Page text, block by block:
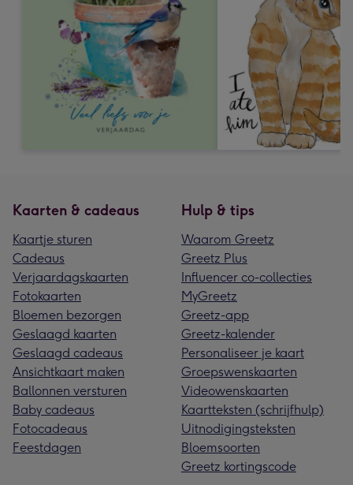
Kaarten & cadeaus
Kaartje sturen
Cadeaus
Verjaardagskaarten
Fotokaarten
Bloemen bezorgen
Geslaagd kaarten
Geslaagd cadeaus
Ansichtkaart maken
Ballonnen versturen
Baby cadeaus
Fotocadeaus
Feestdagen
Hulp & tips
Waarom Greetz
Greetz Plus
Influencer co-collecties
MyGreetz
Greetz-app
Greetz-kalender
Personaliseer je kaart
Groepswenskaarten
Videowenskaarten
Kaartteksten (schrijfhulp)
Uitnodigingsteksten
Bloemsoorten
Greetz kortingscode